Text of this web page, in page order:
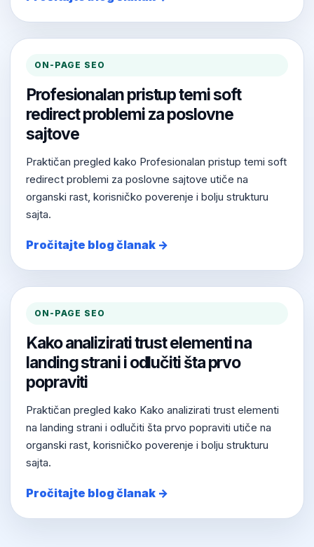
ON-PAGE SEO
Profesionalan pristup temi soft
redirect problemi za poslovne
sajtove
Praktičan pregled kako Profesionalan pristup temi soft
redirect problemi za poslovne sajtove utiče na
organski rast, korisničko poverenje i bolju strukturu
sajta.
Pročitajte blog članak →
ON-PAGE SEO
Kako analizirati trust elementi na
landing strani i odlučiti šta prvo
popraviti
Praktičan pregled kako Kako analizirati trust elementi
na landing strani i odlučiti šta prvo popraviti utiče na
organski rast, korisničko poverenje i bolju strukturu
sajta.
Pročitajte blog članak →